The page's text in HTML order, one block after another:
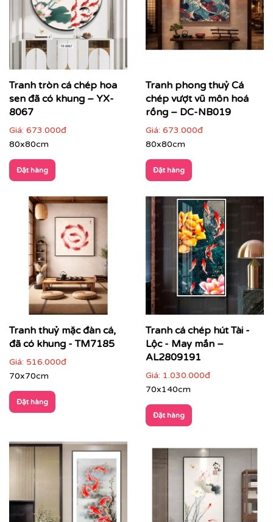
Tranh treo tường của Printek có đa dạng kích cỡ cho
bạn lựa chọn:
Tranh tròn cá chép hoa
sen đã có khung – YX-
8067
Giá: 673.000đ
80x80cm
Đặt hàng
Tranh phong thuỷ Cá
chép vượt vũ môn hoá
rồng – DC-NB019
Giá: 673.000đ
80x80cm
Đặt hàng
Tranh thuỷ mặc đàn cá,
đã có khung - TM7185
Giá: 516.000đ
70x70cm
Đặt hàng
Tranh cá chép hút Tài -
Lộc - May mắn –
AL2809191
Giá: 1.030.000đ
70x140cm
Đặt hàng